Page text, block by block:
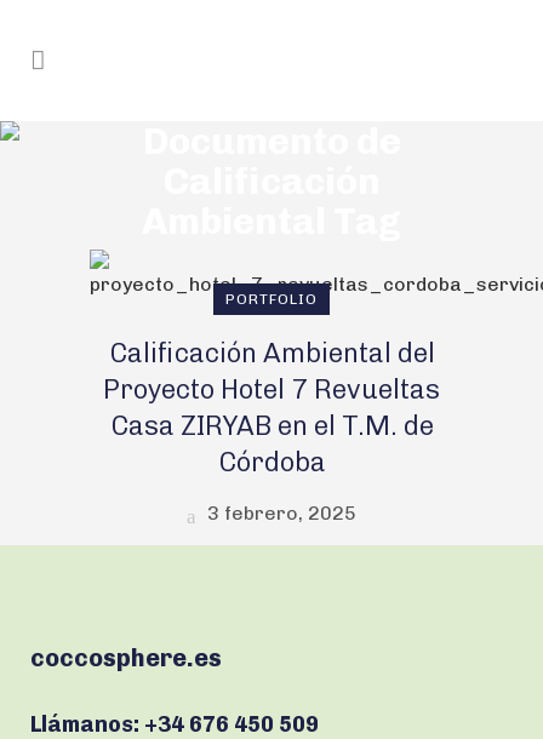
PORTFOLIO
Calificación Ambiental del
Proyecto Hotel 7 Revueltas
Casa ZIRYAB en el T.M. de
Córdoba
3 febrero, 2025
coccosphere.es
Llámanos: +34 676 450 509